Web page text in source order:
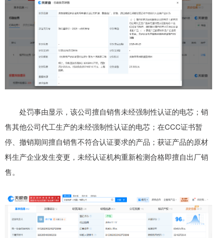
处罚事由显示，该公司擅自销售未经强制性认证的电芯；销
售其他公司代工生产的未经强制性认证的电芯；在CCC证书暂
停、撤销期间擅自销售不符合认证要求的产品；获证产品的原材
料生产企业发生变更，未经认证机构重新检测合格即擅自出厂销
售。